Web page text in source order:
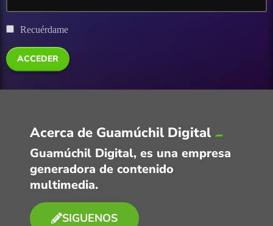
Recuérdame
Acerca de Guamúchil Digital
Guamúchil Digital, es una empresa
generadora de contenido
multimedia.
SIGUENOS